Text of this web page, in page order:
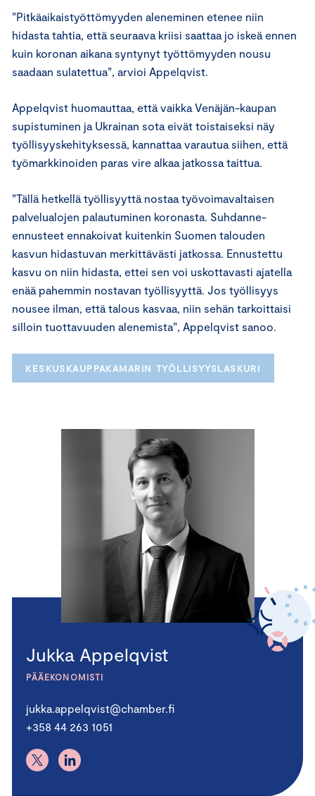
”Pitkäaikaistyöttömyyden aleneminen etenee niin
hidasta tahtia, että seuraava kriisi saattaa jo iskeä ennen
kuin koronan aikana syntynyt työttömyyden nousu
saadaan sulatettua”, arvioi Appelqvist.
Appelqvist huomauttaa, että vaikka Venäjän-kaupan
supistuminen ja Ukrainan sota eivät toistaiseksi näy
työllisyyskehityksessä, kannattaa varautua siihen, että
työmarkkinoiden paras vire alkaa jatkossa taittua.
”Tällä hetkellä työllisyyttä nostaa työvoimavaltaisen
palvelualojen palautuminen koronasta. Suhdanne-
ennusteet ennakoivat kuitenkin Suomen talouden
kasvun hidastuvan merkittävästi jatkossa. Ennustettu
kasvu on niin hidasta, ettei sen voi uskottavasti ajatella
enää pahemmin nostavan työllisyyttä. Jos työllisyys
nousee ilman, että talous kasvaa, niin sehän tarkoittaisi
silloin tuottavuuden alenemista”, Appelqvist sanoo.
KESKUSKAUPPAKAMARIN TYÖLLISYYSLASKURI
Jukka Appelqvist
PÄÄEKONOMISTI
jukka.appelqvist@chamber.fi
+358 44 263 1051